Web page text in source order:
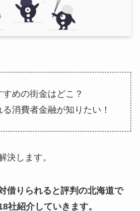
すめの街金はどこ？
る消費者金融が知りたい！
決します。
借りられると評判の北海道で
社紹介していきます。